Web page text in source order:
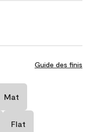
Guide des finis
Mat
Flat